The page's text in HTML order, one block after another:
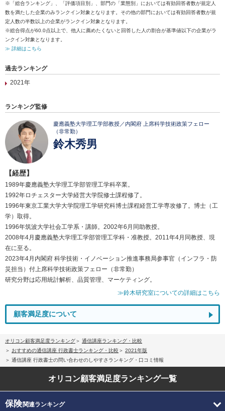
※「総合ランキング」、「評価項目別」、部門の「業態別」においては有効回答者数が規定人
数を満たした企業のみランクイン対象となります。その他の部門においては有効回答者数が規
定人数の半数以上の企業がランクイン対象となります。
※総合得点が60.0点以上で、他人に薦めたくないと回答した人の割合が基準値以下の企業がラ
ンクイン対象となります。
≫ 詳細はこちら
過去ランキング
2021年
ランキング監修
慶應義塾大学理工学部教授／内閣府 上席科学技術政策フェロー
（非常勤）
鈴木秀男
【経歴】
1989年慶應義塾大学理工学部管理工学科卒業。
1992年ロチェスター大学経営大学院修士課程修了。
1996年東京工業大学大学院理工学研究科博士課程経営工学専攻修了。博士（工
学）取得。
1996年筑波大学社会工学系・講師。2002年6月同助教授。
2008年4月慶應義塾大学理工学部管理工学科・准教授。2011年4月同教授、現
在に至る。
2023年4月内閣府 科学技術・イノベーション推進事務局参事官（インフラ・防
災担当）付上席科学技術政策フェロー（非常勤）
研究分野は応用統計解析、品質管理、マーケティング。
≫鈴木研究室についての詳細はこちら
顧客満足度について
オリコン顧客満足度ランキング
通信講座ランキング・比較
おすすめの通信講座 行政書士ランキング・比較
2021年版
通信講座 行政書士の問い合わせのしやすさランキング・口コミ情報
オリコン顧客満足度ランキング一覧
保険関連ランキング